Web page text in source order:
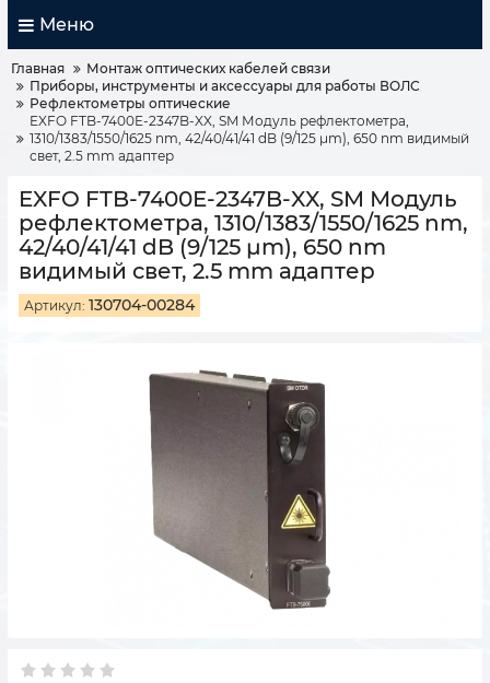
Меню
Главная
Монтаж оптических кабелей связи
Приборы, инструменты и аксессуары для работы ВОЛС
Рефлектометры оптические
EXFO FTB-7400E-2347B-XX, SM Модуль рефлектометра,
1310/1383/1550/1625 nm, 42/40/41/41 dB (9/125 µm), 650 nm видимый
свет, 2.5 mm адаптер
EXFO FTB-7400E-2347B-XX, SM Модуль
рефлектометра, 1310/1383/1550/1625 nm,
42/40/41/41 dB (9/125 µm), 650 nm
видимый свет, 2.5 mm адаптер
Артикул: 130704-00284